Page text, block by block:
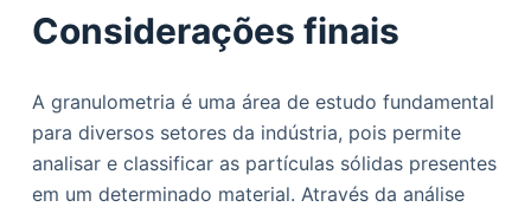
Considerações finais
A granulometria é uma área de estudo fundamental
para diversos setores da indústria, pois permite
analisar e classificar as partículas sólidas presentes
em um determinado material. Através da análise